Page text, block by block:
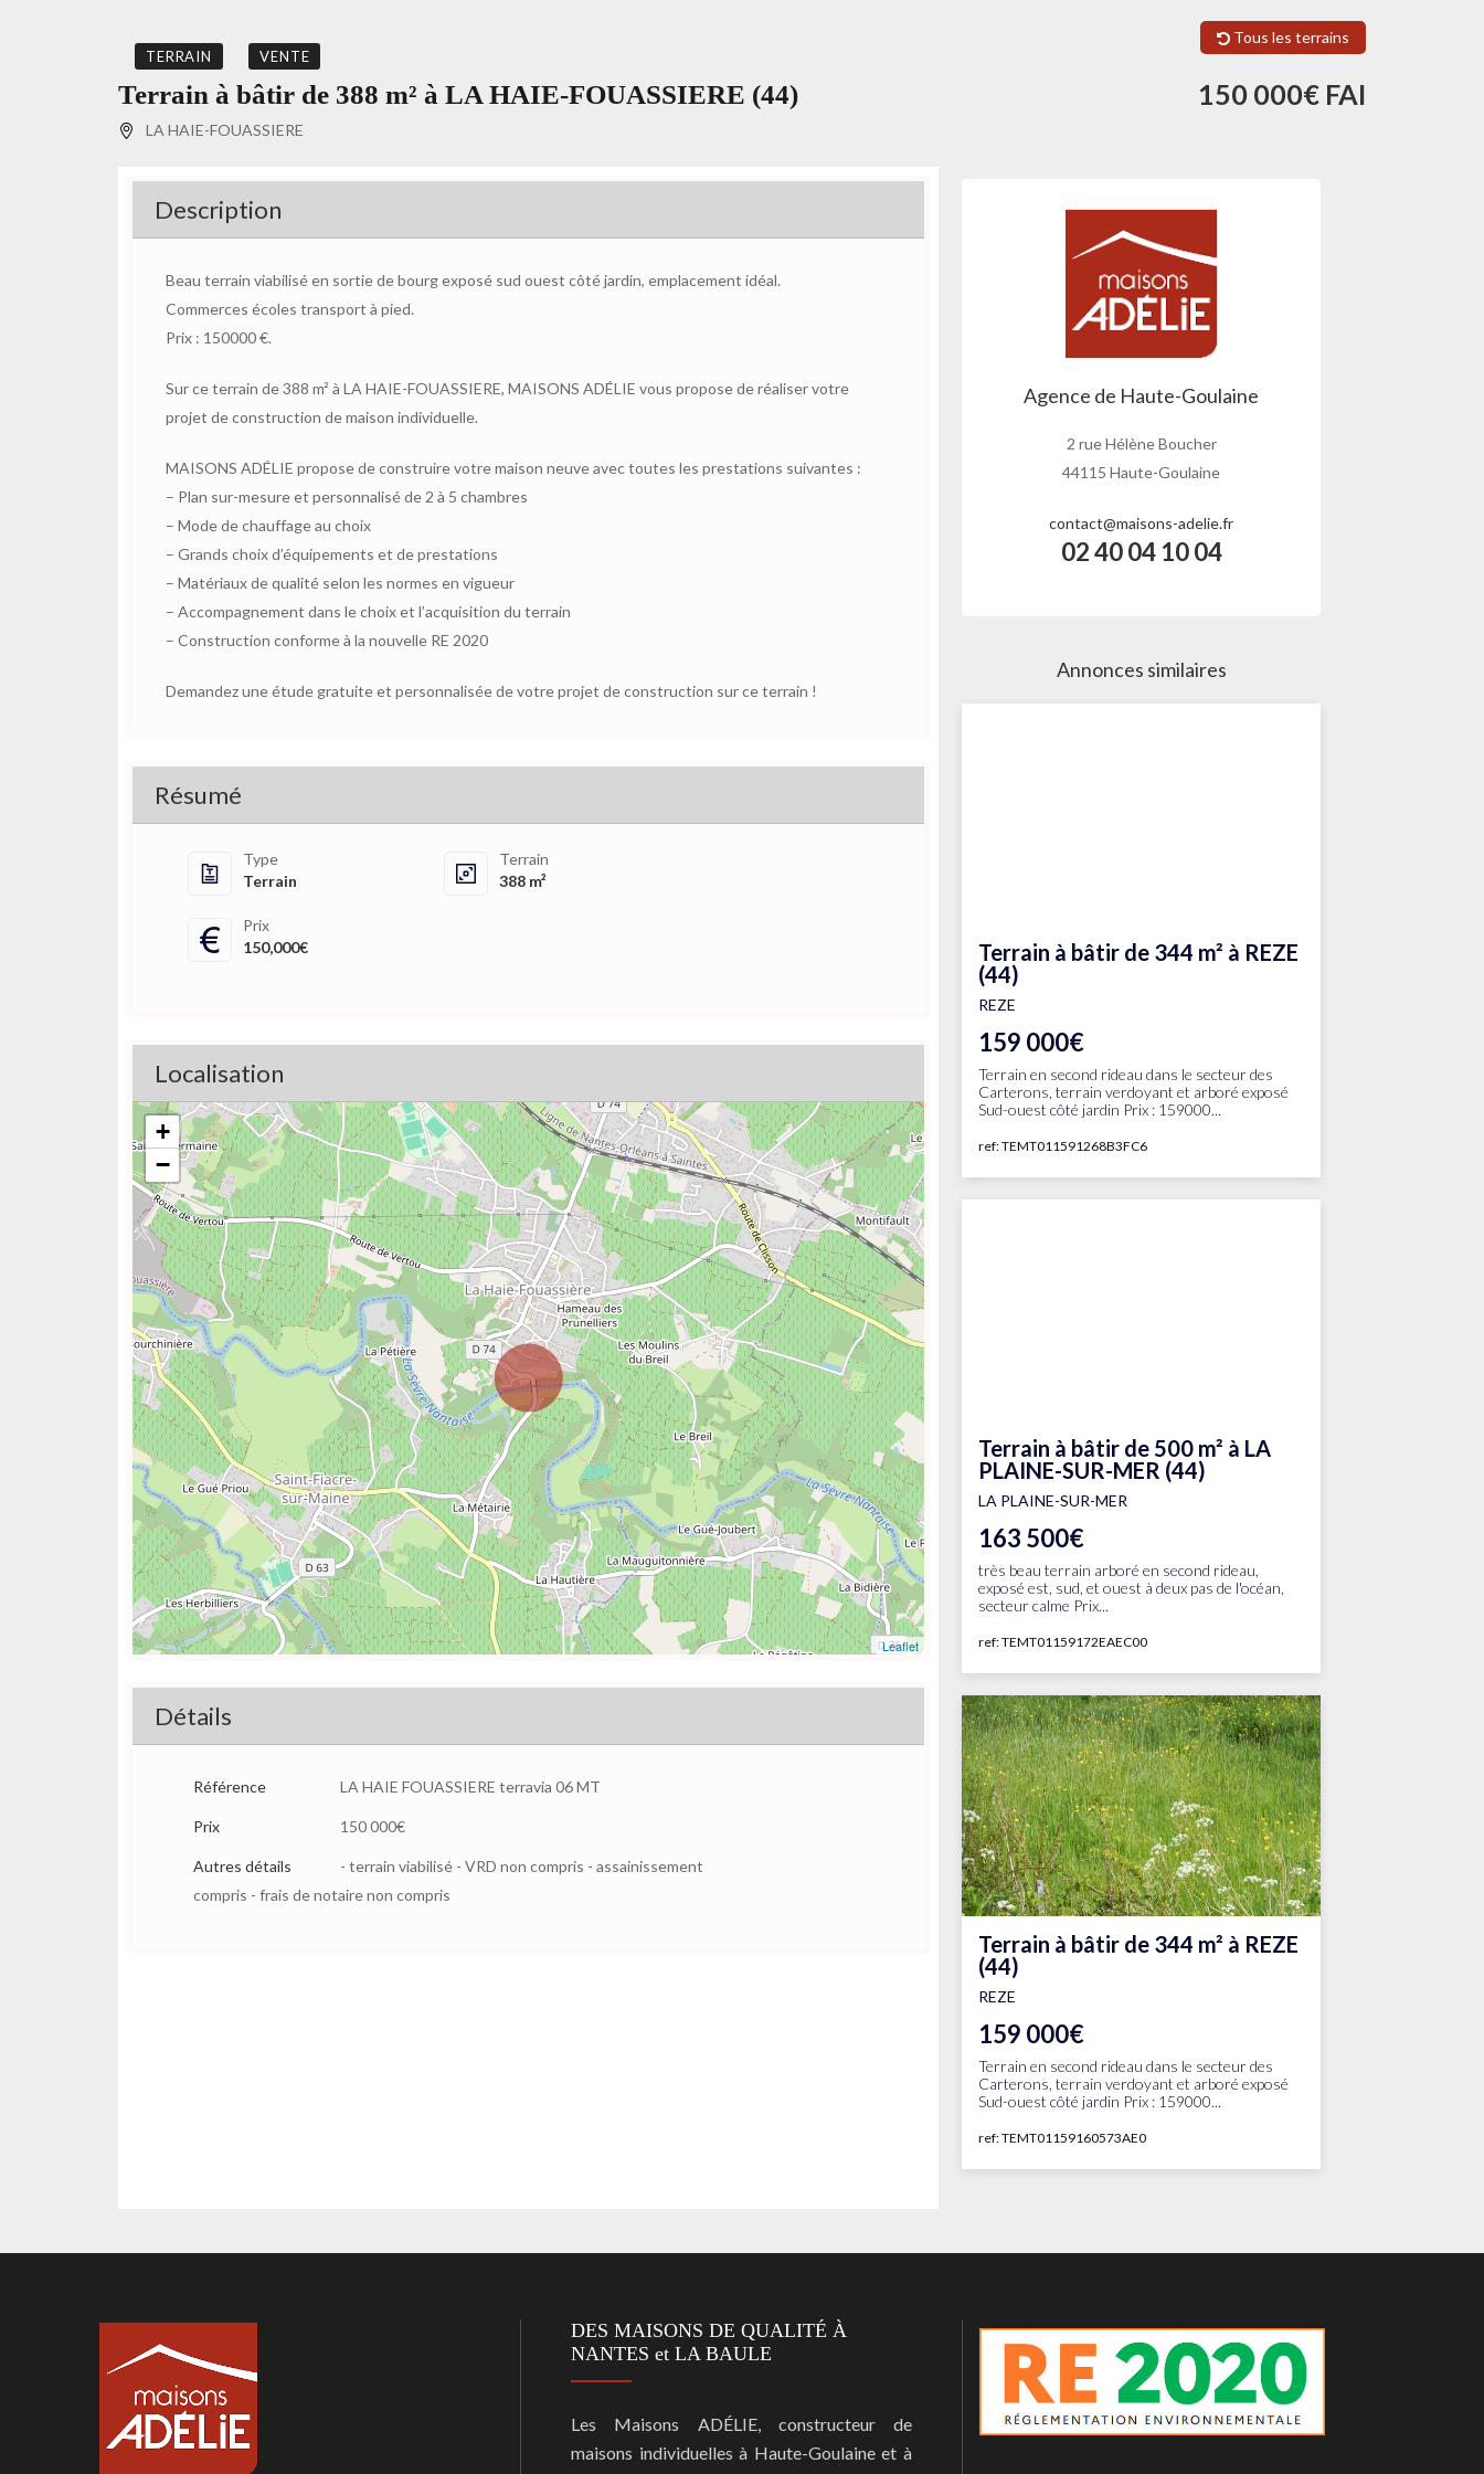
Tous les terrains
TERRAIN VENTE
Terrain à bâtir de 388 m² à LA HAIE-FOUASSIERE (44)
LA HAIE-FOUASSIERE
150 000€ FAI
Description
Beau terrain viabilisé en sortie de bourg exposé sud ouest côté jardin, emplacement idéal.
Commerces écoles transport à pied.
Prix : 150000 €.
Sur ce terrain de 388 m² à LA HAIE-FOUASSIERE, MAISONS ADÉLIE vous propose de réaliser votre
projet de construction de maison individuelle.
MAISONS ADÉLIE propose de construire votre maison neuve avec toutes les prestations suivantes :
– Plan sur-mesure et personnalisé de 2 à 5 chambres
– Mode de chauffage au choix
– Grands choix d’équipements et de prestations
– Matériaux de qualité selon les normes en vigueur
– Accompagnement dans le choix et l’acquisition du terrain
– Construction conforme à la nouvelle RE 2020
Demandez une étude gratuite et personnalisée de votre projet de construction sur ce terrain !
Résumé
Type
Terrain
Terrain
388 m²
Prix
150,000€
Localisation
+
−
Leaflet
Détails
Référence LA HAIE FOUASSIERE terravia 06 MT
Prix 150 000€
Autres détails
- terrain viabilisé - VRD non compris - assainissement
compris - frais de notaire non compris
Agence de Haute-Goulaine
2 rue Hélène Boucher
44115 Haute-Goulaine
contact@maisons-adelie.fr
02 40 04 10 04
Annonces similaires
Terrain à bâtir de 344 m² à REZE
(44)
REZE
159 000€
Terrain en second rideau dans le secteur des
Carterons, terrain verdoyant et arboré exposé
Sud-ouest côté jardin Prix : 159000...
ref: TEMT011591268B3FC6
Terrain à bâtir de 500 m² à LA
PLAINE-SUR-MER (44)
LA PLAINE-SUR-MER
163 500€
très beau terrain arboré en second rideau,
exposé est, sud, et ouest à deux pas de l'océan,
secteur calme Prix...
ref: TEMT01159172EAEC00
Terrain à bâtir de 344 m² à REZE
(44)
REZE
159 000€
Terrain en second rideau dans le secteur des
Carterons, terrain verdoyant et arboré exposé
Sud-ouest côté jardin Prix : 159000...
ref: TEMT01159160573AE0
DES MAISONS DE QUALITÉ À
NANTES et LA BAULE
Les Maisons ADÉLIE, constructeur de
maisons individuelles à Haute-Goulaine et à